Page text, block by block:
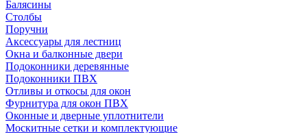
Балясины
Столбы
Поручни
Аксессуары для лестниц
Окна и балконные двери
Подоконники деревянные
Подоконники ПВХ
Отливы и откосы для окон
Фурнитура для окон ПВХ
Оконные и дверные уплотнители
Москитные сетки и комплектующие